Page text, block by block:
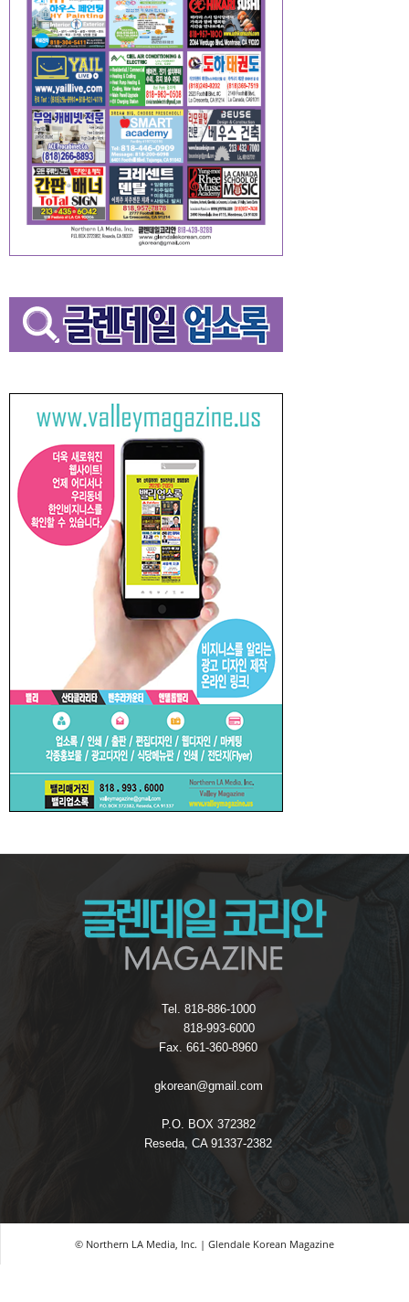
Tel. 818-886-1000
818-993-6000
Fax. 661-360-8960
gkorean@gmail.com
P.O. BOX 372382
Reseda, CA 91337-2382
© Northern LA Media, Inc. | Glendale Korean Magazine